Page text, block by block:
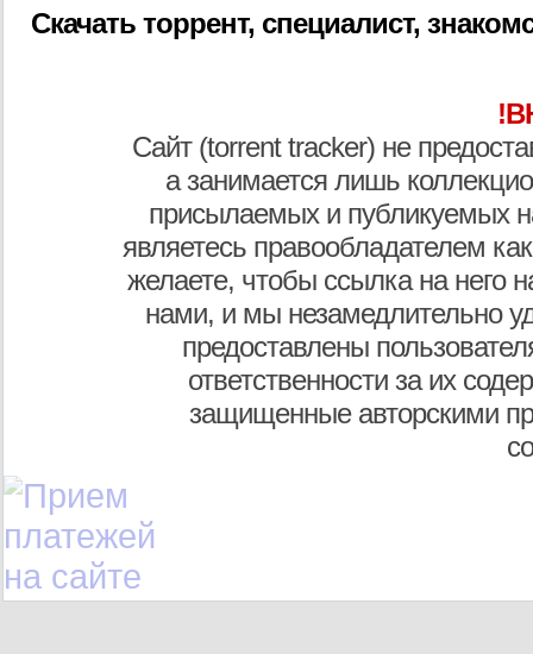
Скачать торрент, специалист,
Сайт (torrent tracker) не
а занимается лишь
присылаемых и публикуемых
являетесь правообладателем
желаете, чтобы ссылка на него
нами, и мы незамедлительно
предоставлены
ответственности за их
защищенные авторскими